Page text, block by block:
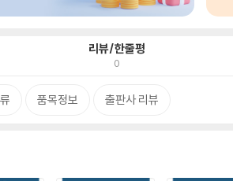
리뷰/한줄평
0
품목정보 출판사 리뷰